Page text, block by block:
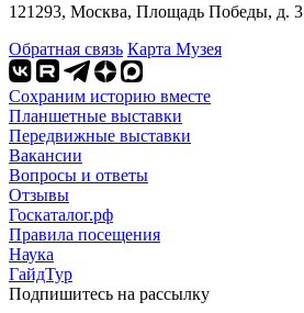
121293, Москва, Площадь Победы, д. 3
Обратная связь Карта Музея
Сохраним историю вместе
Планшетные выставки
Передвижные выставки
Вакансии
Вопросы и ответы
Отзывы
Госкаталог.рф
Правила посещения
Наука
ГайдТур
Подпишитесь на рассылку